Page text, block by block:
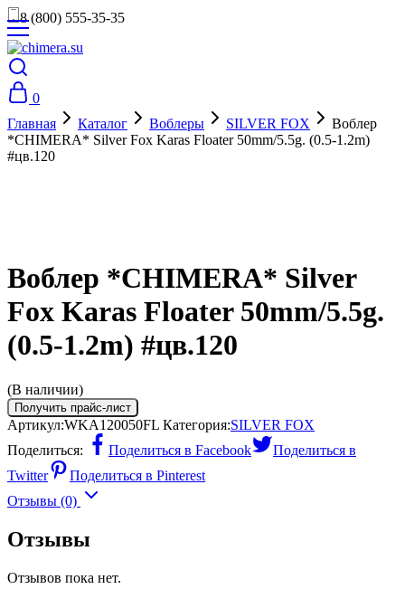
8 (800) 555-35-35
0
Главная
Каталог Воблеры SILVER FOX
Воблер
*CHIMERA* Silver Fox Karas Floater 50mm/5.5g. (0.5-1.2m)
#цв.120
Воблер *CHIMERA* Silver
Fox Karas Floater 50mm/5.5g.
(0.5-1.2m) #цв.120
(В наличии)
Получить прайс-лист
Артикул:WKA120050FL Категория:SILVER FOX
Поделиться:
Поделиться в Facebook
Поделиться в
Twitter
Поделиться в Pinterest
Отзывы (0)
Отзывы
Отзывов пока нет.